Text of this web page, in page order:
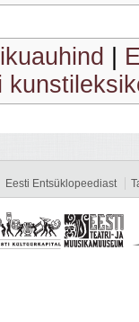
Eesti Entsüklopeediast